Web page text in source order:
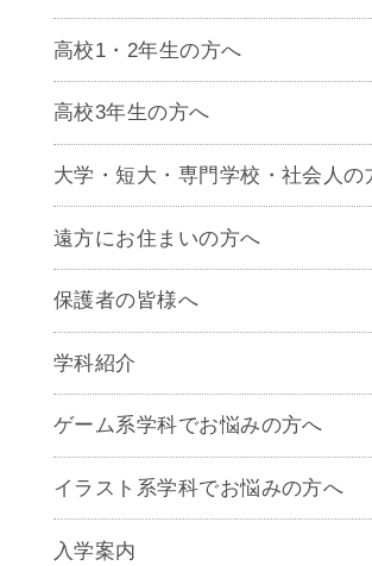
高校1・2年生の方へ
高校3年生の方へ
大学・短大・専門学校・社会人の
遠方にお住まいの方へ
保護者の皆様へ
学科紹介
ゲームクリエイター学科
CG学科
アニメーション学科
声優学科
ゲーム系学科でお悩みの方へ
イラスト系学科でお悩みの方へ
入学案内